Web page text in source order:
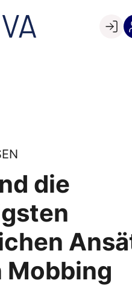
die
Mobbing